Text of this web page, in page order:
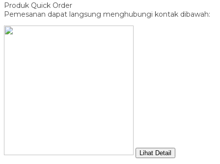
Produk Quick Order
Pemesanan dapat langsung menghubungi kontak dibawah:
Lihat Detail